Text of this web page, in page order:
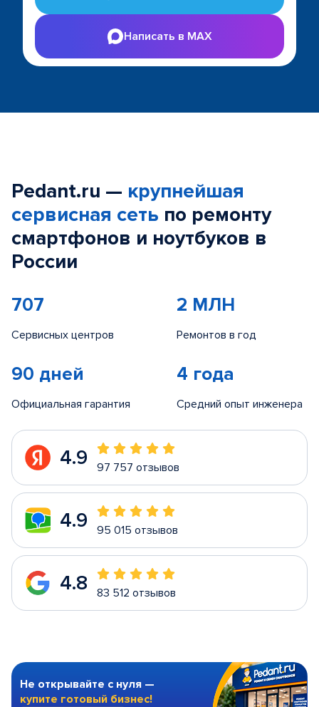
Написать в MAX
Pedant.ru — крупнейшая
сервисная сеть по ремонту
смартфонов и ноутбуков в
России
707
Сервисных центров
2 МЛН
Ремонтов в год
90 дней
Официальная гарантия
4 года
Средний опыт инженера
4.9 97 757 отзывов
4.9 95 015 отзывов
4.8 83 512 отзывов
Не открывайте с нуля —
купите готовый бизнес!